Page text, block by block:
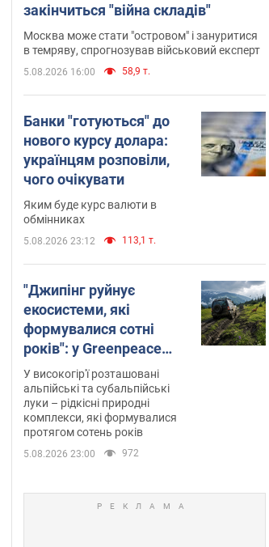
закінчиться "війна складів"
Москва може стати "островом" і зануритися
в темряву, спрогнозував військовий експерт
5.08.2026 16:00 58,9 т.
Банки "готуються" до
нового курсу долара:
українцям розповіли,
чого очікувати
Яким буде курс валюти в
обмінниках
5.08.2026 23:12 113,1 т.
"Джипінг руйнує
екосистеми, які
формувалися сотні
років": у Greenpeace
забили на сполох
У високогір'ї розташовані
альпійські та субальпійські
луки – рідкісні природні
комплекси, які формувалися
протягом сотень років
5.08.2026 23:00 972